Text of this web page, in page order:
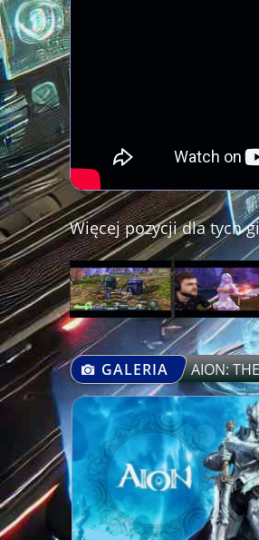
Więcej pozycji dla tych
GALERIA AION: